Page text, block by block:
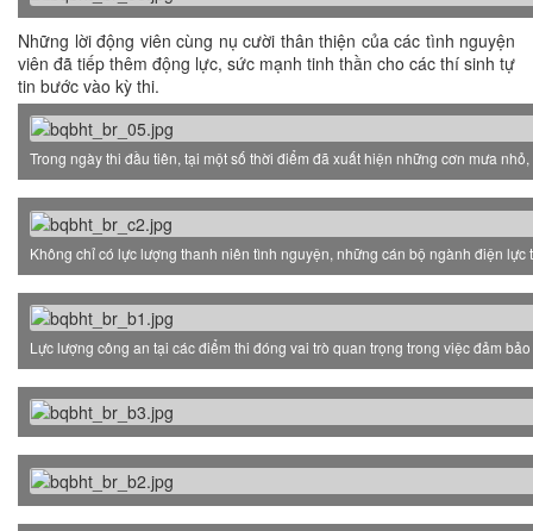
Những lời động viên cùng nụ cười thân thiện của các tình nguyện
viên đã tiếp thêm động lực, sức mạnh tinh thần cho các thí sinh tự
tin bước vào kỳ thi.
Trong ngày thi đầu tiên, tại một số thời điểm đã xuất hiện những cơn mưa
Không chỉ có lực lượng thanh niên tình nguyện, những cán bộ ngành điện
Lực lượng công an tại các điểm thi đóng vai trò quan trọng trong việc đảm